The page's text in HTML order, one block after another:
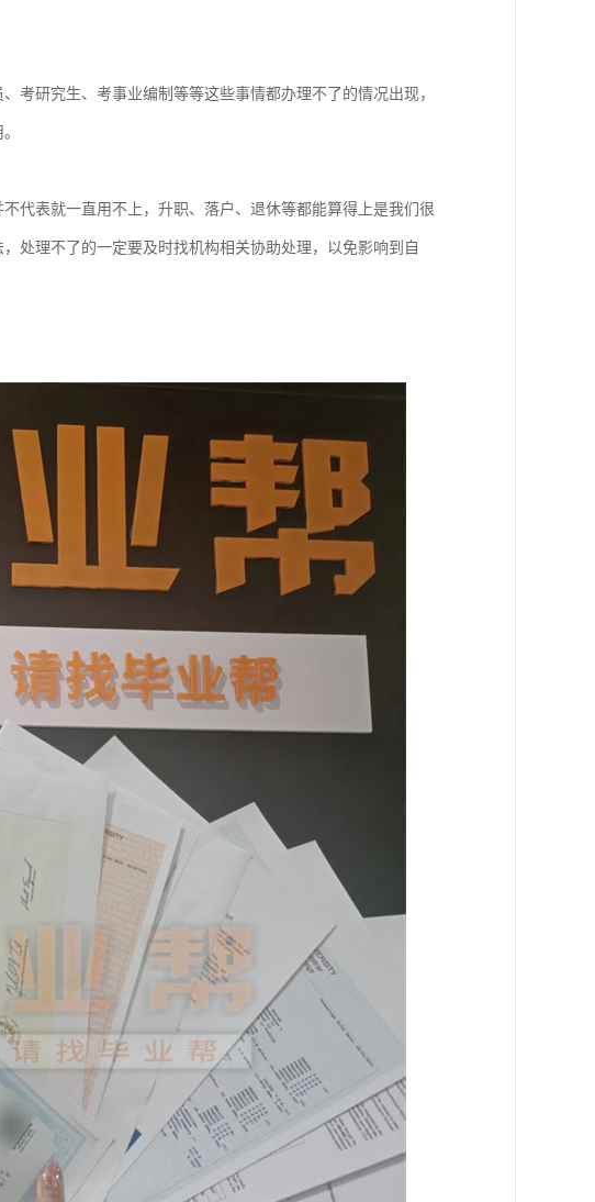
考研究生、考事业编制等等这些事情都办理不了的情况出现，
代表就一直用不上，升职、落户、退休等都能算得上是我们很
处理不了的一定要及时找机构相关协助处理，以免影响到自